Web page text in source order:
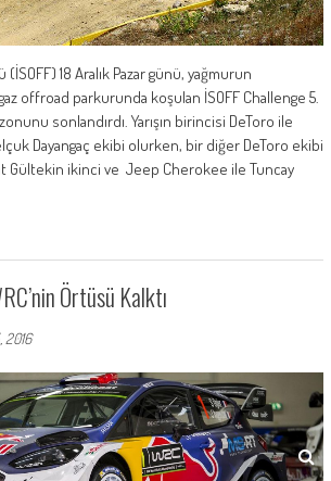
18 Aralık Pazar günü, yağmurun
offroad parkurunda koşulan İSOFF Challenge 5.
sonlandırdı. Yarışın birincisi DeToro ile
Dayangaç ekibi olurken, bir diğer DeToro ekibi
Gültekin ikinci ve Jeep Cherokee ile Tuncay
Örtüsü Kalktı
2016